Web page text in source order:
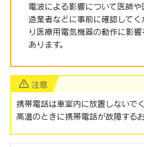
電波による影響について医師
造業者などに事前に確認してく
り医療用電気機器の動作に影
あります。
注意
携帯電話は車室内に放置しないで
高温のときに携帯電話が故障する